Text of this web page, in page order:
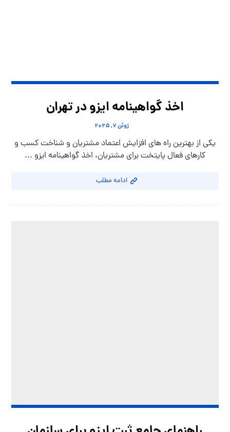
اخذ گواهینامه ایزو در تهران
ژوئن ۷, ۲۰۲۵
یکی از بهترین راه های افزایش اعتماد مشتریان و شناخت کسب و
کارهای فعال پایتخت برای مشتریان، اخذ گواهینامه ایزو ...
ادامه مطلب